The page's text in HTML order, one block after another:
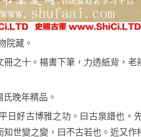
院藏。
之十。楊書下筆，力透紙背，
晚年精品。
日好古博雅之功。曰古泉譜也。
世變之變，曰不古若也。近又